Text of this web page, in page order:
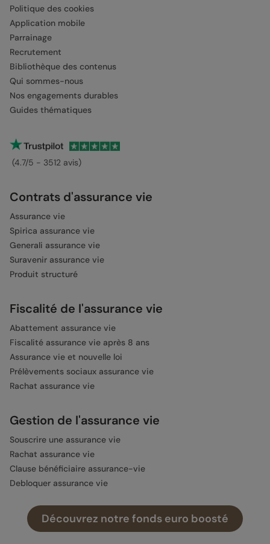
Découvrez notre fonds euro boosté
Politique des cookies
Application mobile
Parrainage
Recrutement
Bibliothèque des contenus
Qui sommes-nous
Nos engagements durables
Guides thématiques
(4.7/5 - 3512 avis)
Contrats d'assurance vie
Assurance vie
Spirica assurance vie
Generali assurance vie
Suravenir assurance vie
Produit structuré
Fiscalité de l'assurance vie
Abattement assurance vie
Fiscalité assurance vie après 8 ans
Assurance vie et nouvelle loi
Prélèvements sociaux assurance vie
Rachat assurance vie
Gestion de l'assurance vie
Souscrire une assurance vie
Rachat assurance vie
Clause bénéficiaire assurance-vie
Debloquer assurance vie
Retrait assurance vie
Donation assurance vie